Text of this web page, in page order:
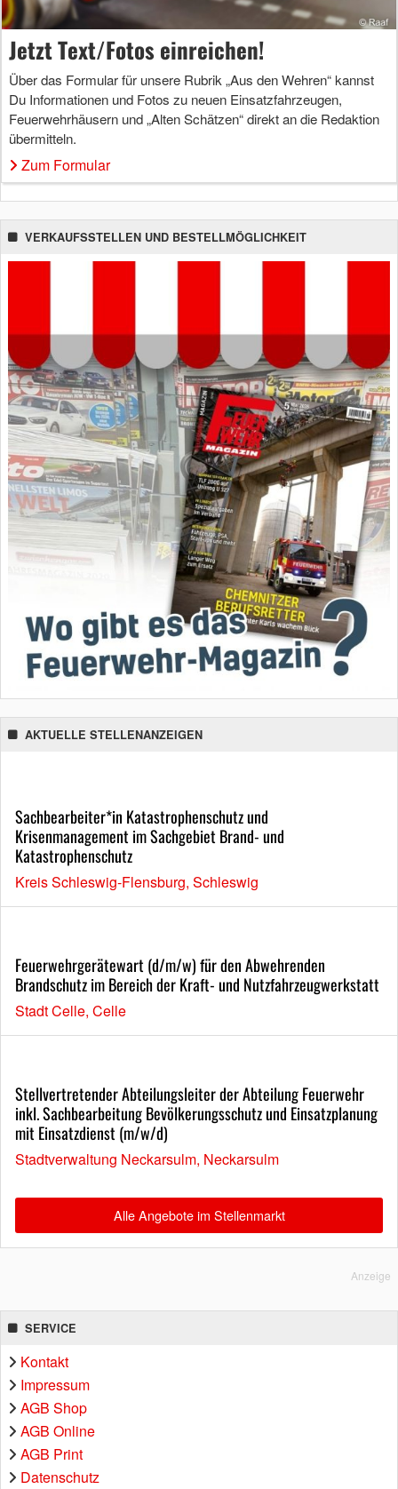
Jetzt Text/Fotos einreichen!
Über das Formular für unsere Rubrik „Aus den Wehren“ kannst
Du Informationen und Fotos zu neuen Einsatzfahrzeugen,
Feuerwehrhäusern und „Alten Schätzen“ direkt an die Redaktion
übermitteln.
Zum Formular
VERKAUFSSTELLEN UND BESTELLMÖGLICHKEIT
AKTUELLE STELLENANZEIGEN
Sachbearbeiter*in Katastrophenschutz und
Krisenmanagement im Sachgebiet Brand- und
Katastrophenschutz
Kreis Schleswig-Flensburg, Schleswig
Feuerwehrgerätewart (d/m/w) für den Abwehrenden
Brandschutz im Bereich der Kraft- und Nutzfahrzeugwerkstatt
Stadt Celle, Celle
Stellvertretender Abteilungsleiter der Abteilung Feuerwehr
inkl. Sachbearbeitung Bevölkerungsschutz und Einsatzplanung
mit Einsatzdienst (m/w/d)
Stadtverwaltung Neckarsulm, Neckarsulm
Alle Angebote im Stellenmarkt
Anzeige
SERVICE
Kontakt
Impressum
AGB Shop
AGB Online
AGB Print
Datenschutz